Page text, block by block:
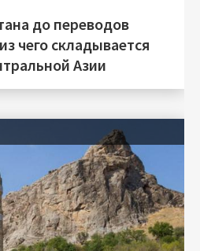
до переводов
чего складывается
Азии